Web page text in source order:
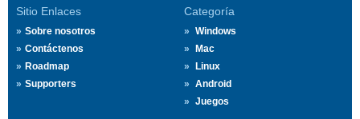
Sitio Enlaces
Sobre nosotros
Contáctenos
Roadmap
Supporters
Categoría
Windows
Mac
Linux
Android
Juegos